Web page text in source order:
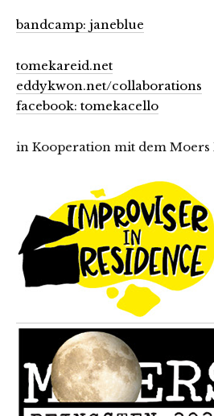
bandcamp: janeblue
tomekareid.net
eddykwon.net/collaborations
facebook: tomekacello
in Kooperation mit dem Moers